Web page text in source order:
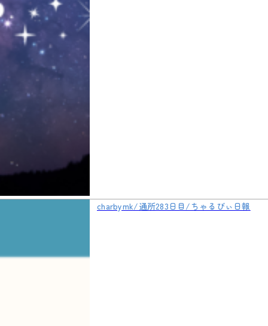
charbymk/通所283日目/ちゃるびぃ日報